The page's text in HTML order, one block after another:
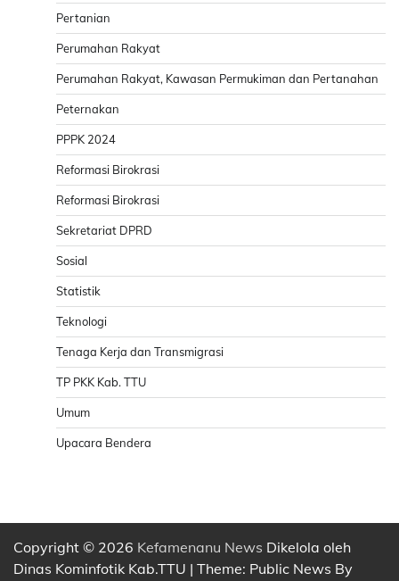
Pertanian
Perumahan Rakyat
Perumahan Rakyat, Kawasan Permukiman dan Pertanahan
Peternakan
PPPK 2024
Reformasi Birokrasi
Reformasi Birokrasi
Sekretariat DPRD
Sosial
Statistik
Teknologi
Tenaga Kerja dan Transmigrasi
TP PKK Kab. TTU
Umum
Upacara Bendera
Copyright © 2026 Kefamenanu News Dikelola oleh
Dinas Kominfotik Kab.TTU | Theme: Public News By